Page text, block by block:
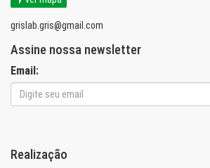
grislab.gris@gmail.com
Assine nossa newsletter
Email:
Realização